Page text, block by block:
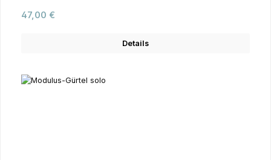
Regulärer Preis:
47,00 €
Details